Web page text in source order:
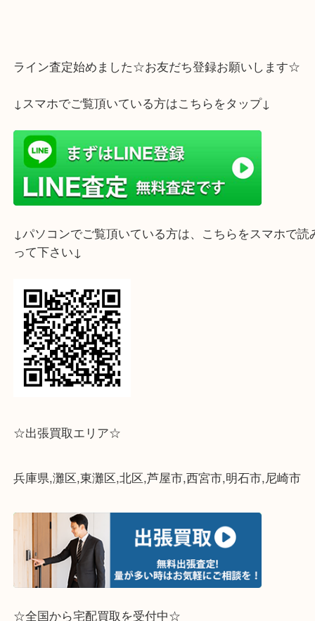
お待ちしております(⋈◍＞◡＜◍)。✧♡
ライン査定始めました☆お友だち登録お願いしま
↓スマホでご覧頂いている方はこちらをタップ↓
↓パソコンでご覧頂いている方は、こちらをスマホ
って下さい↓
☆出張買取エリア☆
兵庫県,灘区,東灘区,北区,芦屋市,西宮市,明石市,尼崎